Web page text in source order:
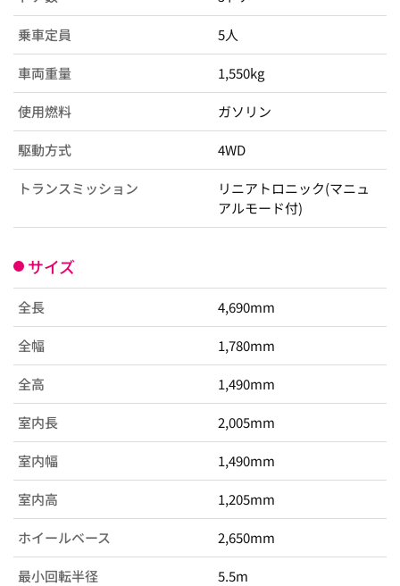
乗車定員 5人
車両重量 1,550kg
使用燃料 ガソリン
駆動方式 4WD
トランスミッション
リニアトロニック(マニュ
アルモード付)
サイズ
全長 4,690mm
全幅 1,780mm
全高 1,490mm
室内長 2,005mm
室内幅 1,490mm
室内高 1,205mm
ホイールベース 2,650mm
最小回転半径 5.5m